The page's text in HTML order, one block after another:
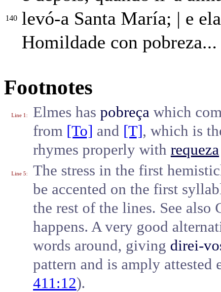
140 levó-a Santa María; | e
Homildade con pobreza...
Footnotes
Line 1 : Elmes has pobreça which
from [To] and [T], which is
rhymes properly with requeza
Line 5:
The stress in the first
be accented on the first
the rest of the lines. See also
happens. A very good
words around, giving direi-
pattern and is amply attested
411:12).